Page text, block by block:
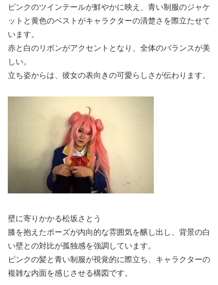
ピンクのツインテールが鮮やかに映え、青い制服のジャケ
ットと黄色のベストがキャラクターの清楚さを際立たせて
います。
赤と白のリボンがアクセントとなり、全体のバランスが美
しい。
立ち姿からは、彼女の表向きの可愛らしさが伝わります。
壁に寄りかかる松坂さとう
膝を抱えたポーズが内向的な雰囲気を醸し出し、背景の白
い壁との対比が孤独感を強調しています。
ピンクの髪と青い制服が視覚的に際立ち、キャラクターの
複雑な内面を感じさせる構図です。